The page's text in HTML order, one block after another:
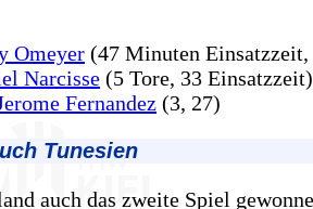
Omeyer (47 Minuten Einsatzzeit,
Narcisse (5 Tore, 33
Fernandez (3, 27)
Tunesien
auch das zweite Spiel